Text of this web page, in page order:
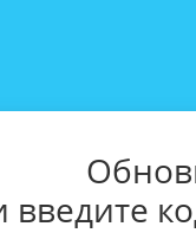
введите